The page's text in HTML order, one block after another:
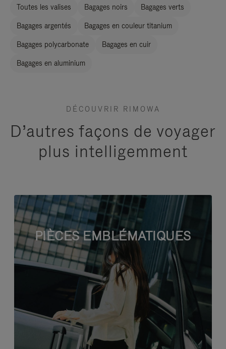
Toutes les valises Bagages noirs Bagages verts
Bagages argentés Bagages en couleur titanium
Bagages polycarbonate Bagages en cuir
Bagages en aluminium
DÉCOUVRIR RIMOWA
D’autres façons de voyager
plus intelligemment
PIÈCES EMBLÉMATIQUES